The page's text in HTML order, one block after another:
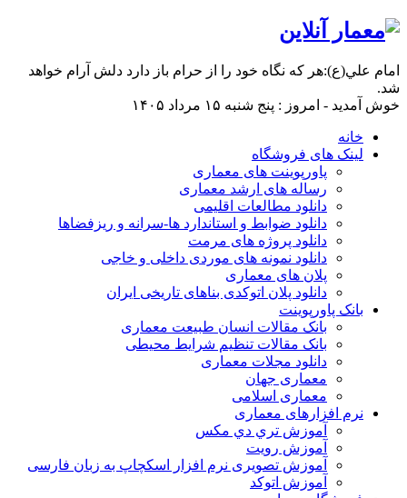
امام علي(ع):هر كه نگاه خود را از حرام باز دارد دلش آرام خواهد
شد.
خوش آمدید - امروز : پنج شنبه ۱۵ مرداد ۱۴۰۵
خانه
لینک های فروشگاه
پاورپوینت های معماری
رساله های ارشد معماری
دانلود مطالعات اقلیمی
دانلود ضوابط و استاندارد ها-سرانه و ریزفضاها
دانلود پروژه های مرمت
دانلود نمونه های موردی داخلی و خاجی
پلان های معماری
دانلود پلان اتوکدی بناهای تاریخی ایران
بانک پاورپوینت
بانک مقالات انسان طبیعت معماری
بانک مقالات تنظیم شرایط محیطی
دانلود مجلات معماری
معماری جهان
معماری اسلامی
نرم افزارهای معماری
آﻣﻮزش ﺗﺮي دي ﻣﮑﺲ
آموزش رویت
آموزش تصویری نرم افزار اسکچاپ به زبان فارسی
آموزش اتوکد